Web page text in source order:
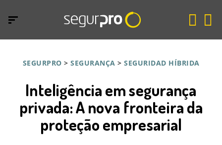
SEGURPRO > SEGURANÇA > SEGURIDAD HÍBRIDA
Inteligência em segurança
privada: A nova fronteira da
proteção empresarial